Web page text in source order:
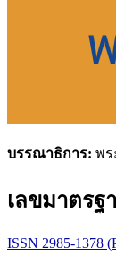
บรรณาธิการ: พร
เลขมาตรฐ
ISSN 2985-1378